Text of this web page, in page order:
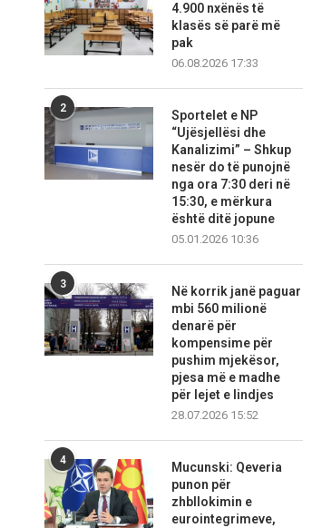
4.900 nxënës të
klasës së parë më
pak
06.08.2026 17:33
2
Sportelet e NP
“Ujësjellësi dhe
Kanalizimi” – Shkup
nesër do të punojnë
nga ora 7:30 deri në
15:30, e mërkura
është ditë jopune
05.01.2026 10:36
3
Në korrik janë paguar
mbi 560 milionë
denarë për
kompensime për
pushim mjekësor,
pjesa më e madhe
për lejet e lindjes
28.07.2026 15:52
4
Mucunski: Qeveria
punon për
zhbllokimin e
eurointegrimeve,